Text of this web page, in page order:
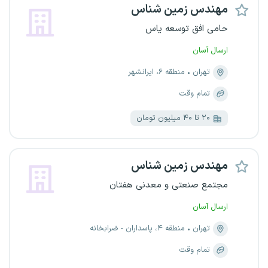
مهندس زمین شناس
حامی افق توسعه یاس
ارسال آسان
تهران
منطقه ۶، ایرانشهر
تمام وقت
۲۰ تا ۴۰ میلیون تومان
مهندس زمین شناس
مجتمع صنعتی و معدنی هفتان
ارسال آسان
تهران
منطقه ۴، پاسداران - ضرابخانه
تمام وقت